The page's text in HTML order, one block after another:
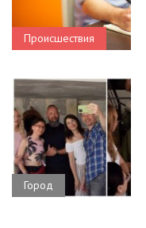
Происшествия
Город